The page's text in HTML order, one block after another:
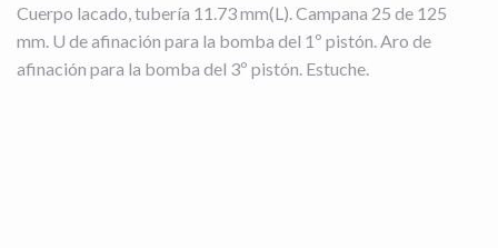
Cuerpo lacado, tubería 11.73 mm(L). Campana 25 de 125
mm. U de afinación para la bomba del 1º pistón. Aro de
afinación para la bomba del 3º pistón. Estuche.